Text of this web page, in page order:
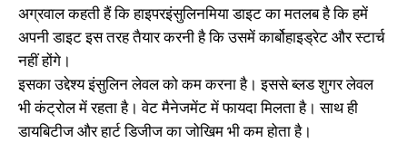
अग्रवाल कहती हैं कि हाइपरइंसुलिनमिया डाइट का मतलब है कि हमें
अपनी डाइट इस तरह तैयार करनी है कि उसमें कार्बोहाइड्रेट और स्टार्च
नहीं होंगे।
इसका उद्देश्य इंसुलिन लेवल को कम करना है। इससे ब्लड शुगर लेवल
भी कंट्रोल में रहता है। वेट मैनेजमेंट में फायदा मिलता है। साथ ही
डायबिटीज और हार्ट डिजीज का जोखिम भी कम होता है।